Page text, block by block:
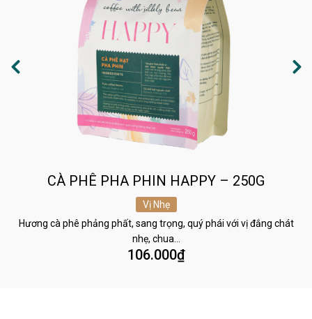
CÀ PHÊ PHA PHIN HAPPY – 250G
Vị Nhẹ
Hương cà phê phảng phất, sang trọng, quý phái với vị đắng chát
nhẹ, chua…
106.000₫